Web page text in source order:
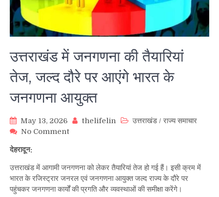
उत्तराखंड में जनगणना की तैयारियां
तेज, जल्द दौरे पर आएंगे भारत के
जनगणना आयुक्त
May 13, 2026 thelifelin उत्तराखंड/राज्य समाचार
No Commenton
जनगणना
की
तैयारियां
तेज,
देहरादून:
उत्तराखंड में आगामी जनगणना को लेकर तैयारियां तेज हो गई हैं। इसी क्रम में
भारत के रजिस्ट्रार जनरल एवं जनगणना आयुक्त जल्द राज्य के दौरे पर
पहुंचकर जनगणना कार्यों की प्रगति और व्यवस्थाओं की समीक्षा करेंगे।